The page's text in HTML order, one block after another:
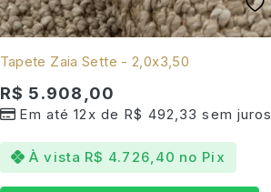
Tapete Zaia Sette - 2,0x3,50
R$ 5.908,00
Em até 12x de R$ 492,33 sem juros
À vista R$ 4.726,40 no Pix